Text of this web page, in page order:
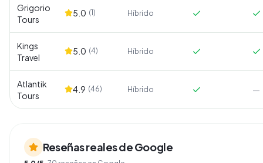
Grigorio
Tours
5.0 (1) Híbrido
Kings
Travel
5.0 (4) Híbrido
Atlantik
Tours
4.9 (46) Híbrido —
Reseñas reales de Google